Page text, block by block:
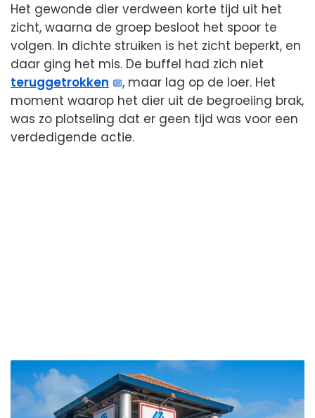
Het gewonde dier verdween korte tijd uit het
zicht, waarna de groep besloot het spoor te
volgen. In dichte struiken is het zicht beperkt, en
daar ging het mis. De buffel had zich niet
teruggetrokken
, maar lag op de loer. Het
moment waarop het dier uit de begroeiing brak,
was zo plotseling dat er geen tijd was voor een
verdedigende actie.